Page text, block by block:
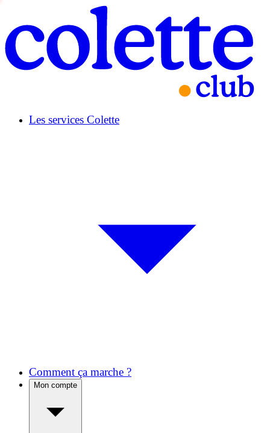
Les services Colette
Comment ça marche ?
Mon compte